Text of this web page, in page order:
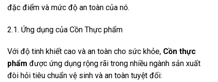
đặc điểm và mức độ an toàn của nó.
2.1. Ứng dụng của Cồn Thực phẩm
Với độ tinh khiết cao và an toàn cho sức khỏe, Cồn thực
phẩm được ứng dụng rộng rãi trong nhiều ngành sản xuất
đòi hỏi tiêu chuẩn vệ sinh và an toàn tuyệt đối: